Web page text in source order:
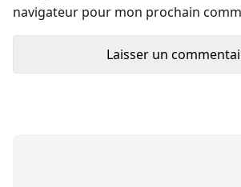
navigateur pour mon prochain